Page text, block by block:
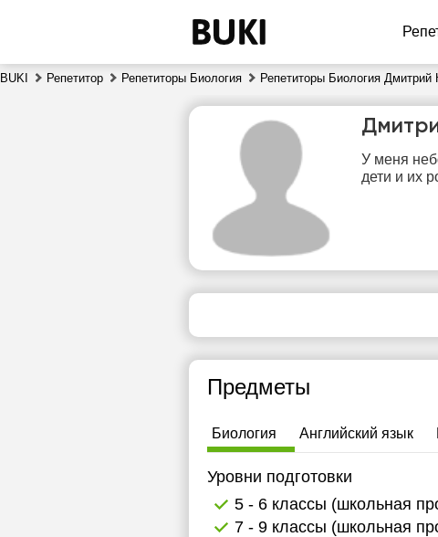
BUKI Репетитор Репетиторы Биология Репетиторы Биология Дмитрий
У меня
дети и их
Предметы
Биология Английский язык
Уровни подготовки
5 - 6 классы (школьная
7 - 9 классы (школьная
чт
6
7
свободных